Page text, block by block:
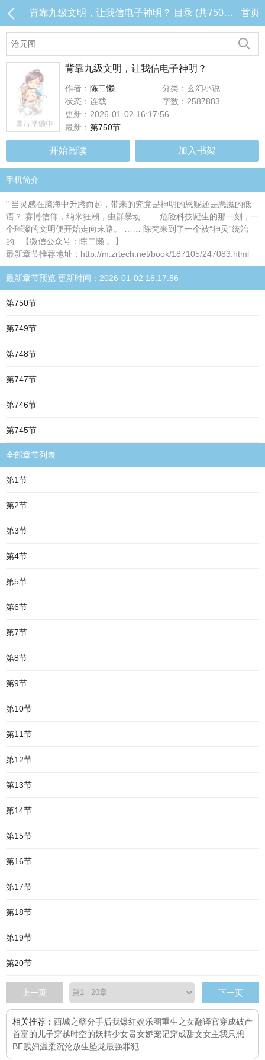
背靠九级文明，让我信电子神明？ 目录 (共750章) 首页
背靠九级文明，让我信电子神明？
作者： 陈二懒
分类：玄幻小说
状态：连载
字数：2587883
更新：2026-01-02 16:17:56
最新： 第750节
开始阅读 加入书架
手机简介
" 当灵感在脑海中升腾而起，带来的究竟是神明的恩赐还是恶魔的低
语？ 赛博信仰，纳米狂潮，虫群暴动…… 危险科技诞生的那一刻，一
个璀璨的文明便开始走向末路。 …… 陈梵来到了一个被“神灵”统治
的.. 【微信公众号：陈二懒 。】
最新章节推荐地址：http://m.zrtech.net/book/187105/247083.html
最新章节预览 更新时间：2026-01-02 16:17:56
第750节
第749节
第748节
第747节
第746节
第745节
全部章节列表
第1节
第2节
第3节
第4节
第5节
第6节
第7节
第8节
第9节
第10节
第11节
第12节
第13节
第14节
第15节
第16节
第17节
第18节
第19节
第20节
上一页 下一页
相关推荐： 西城之孽分手后我爆红娱乐圈重生之女翻译官穿成破产
首富的儿子穿越时空的妖精少女贵女娇宠记穿成甜文女主我只想
BE贱妇温柔沉沦放生坠龙最强罪犯